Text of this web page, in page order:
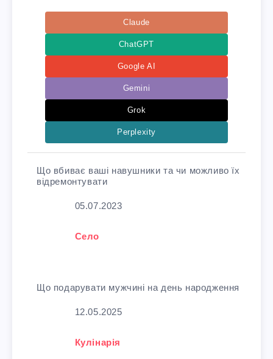
Claude
ChatGPT
Google AI
Gemini
Grok
Perplexity
Що вбиває ваші навушники та чи можливо їх
відремонтувати
05.07.2023
У зв'язку з тим, що
Село
Що подарувати мужчині на день народження
12.05.2025
У зв'язку з тим, що
Кулінарія